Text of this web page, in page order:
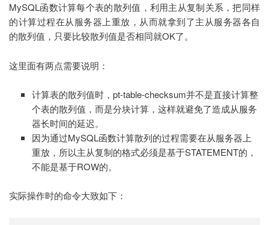
MySQL函数计算每个表的散列值，利用主从复制关系，把同样
的计算过程在从服务器上重放，从而就拿到了主从服务器各自
的散列值，只要比较散列值是否相同就OK了。
这里面有两点需要说明：
计算表的散列值时，pt-table-checksum并不是直接计算整
个表的散列值，而是分块计算，这样就避免了造成从服务
器长时间的延迟。
因为通过MySQL函数计算散列的过程需要在从服务器上
重放，所以主从复制的格式必须是基于STATEMENT的，
不能是基于ROW的。
实际操作时的命令大致如下：